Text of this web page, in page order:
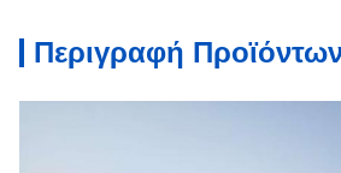
Περιγραφή